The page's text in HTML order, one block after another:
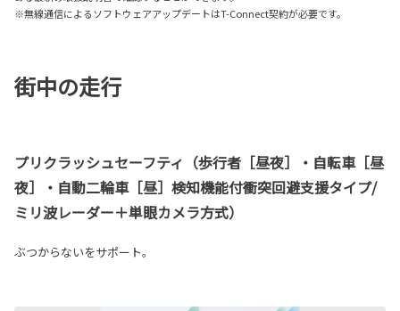
※無線通信によるソフトウェアアップデートはT-Connect契約が必要です。
街中の走行
プリクラッシュセーフティ（歩行者［昼夜］・自転車［昼
夜］・自動二輪車［昼］検知機能付衝突回避支援タイプ/
ミリ波レーダー＋単眼カメラ方式）
ぶつからないをサポート。